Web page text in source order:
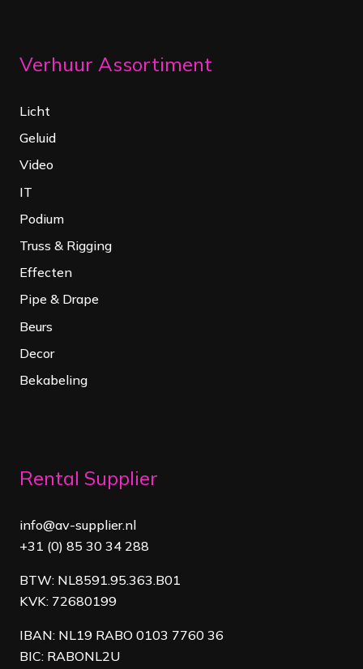
Verhuur Assortiment
Licht
Geluid
Video
IT
Podium
Truss & Rigging
Effecten
Pipe & Drape
Beurs
Decor
Bekabeling
Rental Supplier
info@av-supplier.nl
+31 (0) 85 30 34 288
BTW: NL8591.95.363.B01
KVK: 72680199
IBAN: NL19 RABO 0103 7760 36
BIC: RABONL2U